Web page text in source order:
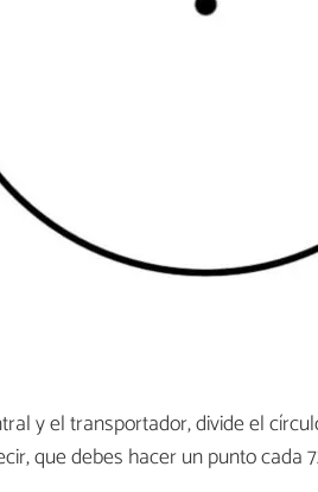
y el transportador, divide el
que debes hacer un punto cada